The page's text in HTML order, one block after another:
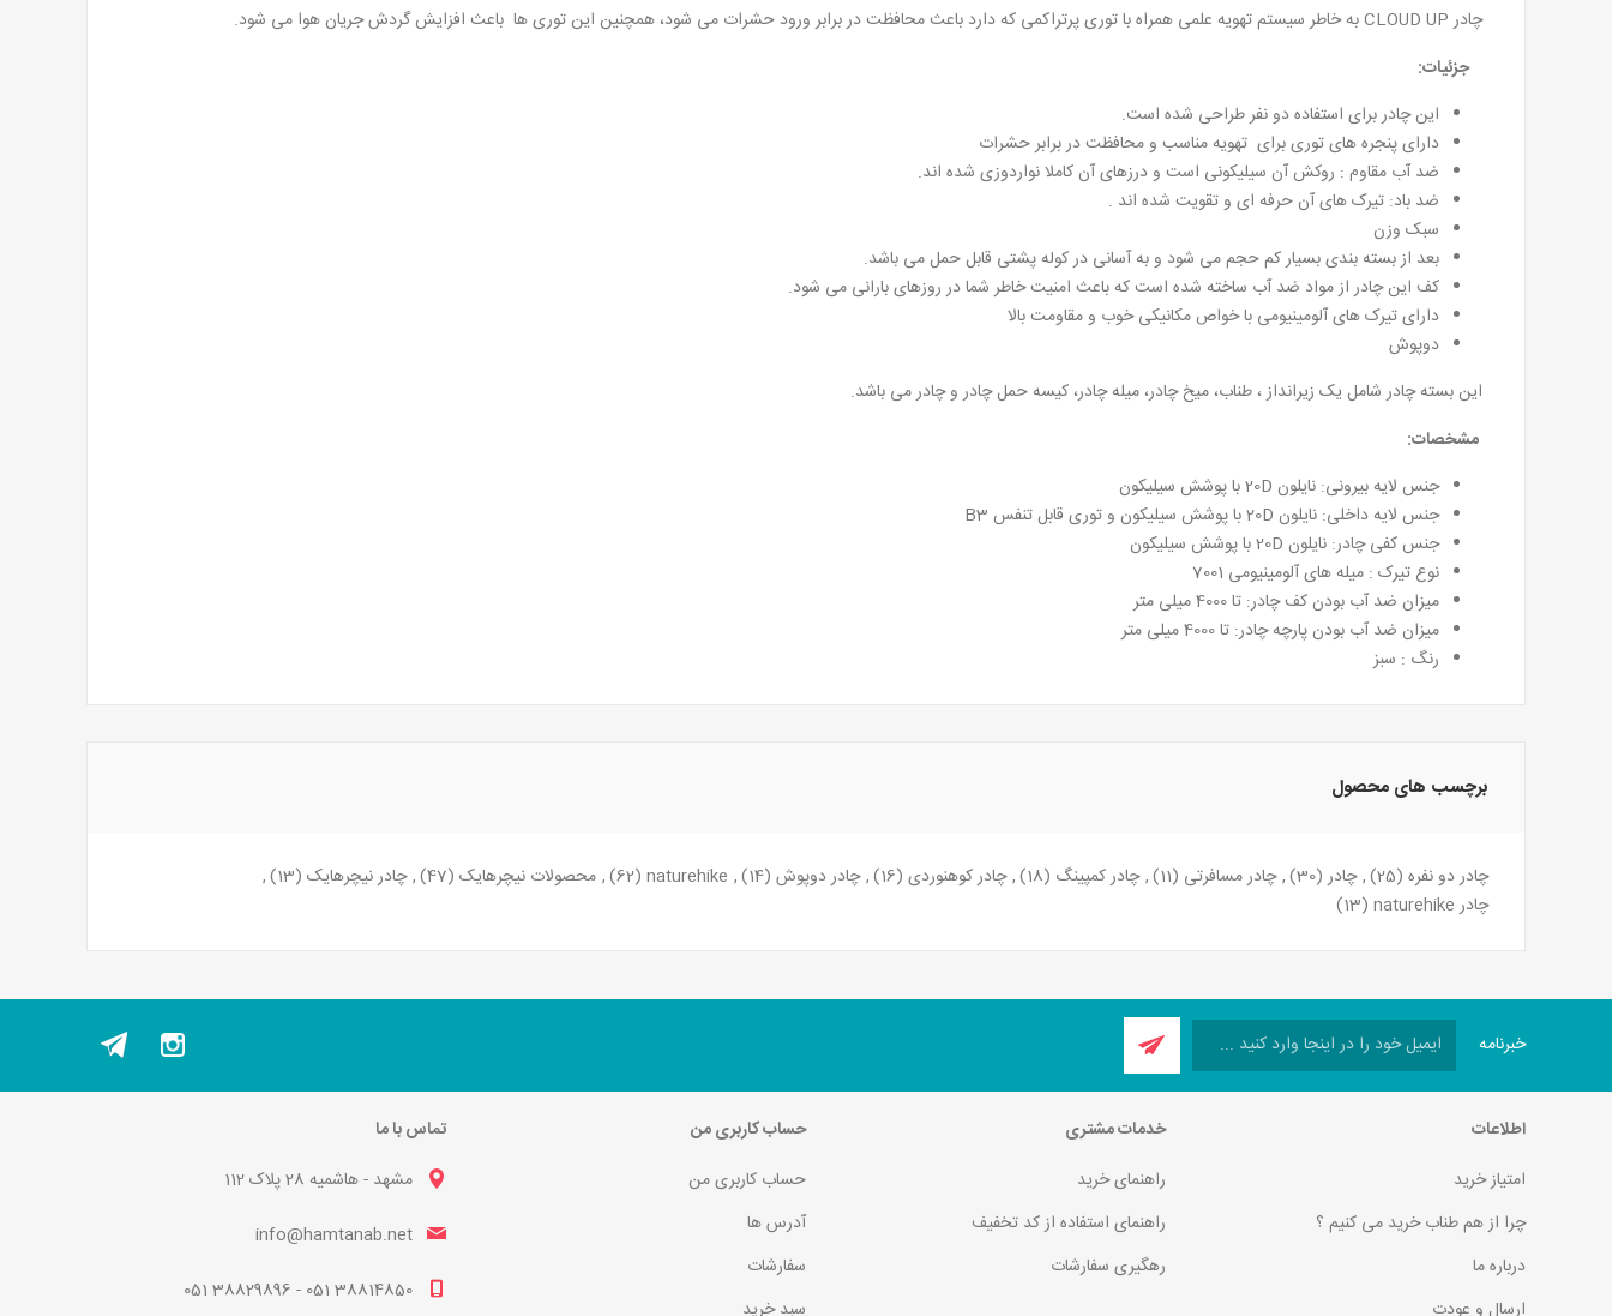
چادر CLOUD UP به خاطر سیستم تهویه علمی همراه با توری پرتراکمی که دارد باعث محافظت در برابر ورود حشرات می شود، همچنین این توری ها باعث افزایش گردش جریان هوا می شود.
جزئیات:
این چادر برای استفاده دو نفر طراحی شده است.
دارای پنجره های توری برای تهویه مناسب و محافظت در برابر حشرات
ضد آب مقاوم : روکش آن سیلیکونی است و درزهای آن کاملا نواردوزی شده اند.
ضد باد: تیرک های آن حرفه ای و تقویت شده اند .
سبک وزن
بعد از بسته بندی بسیار کم حجم می شود و به آسانی در کوله پشتی قابل حمل می باشد.
کف این چادر از مواد ضد آب ساخته شده است که باعث امنیت خاطر شما در روزهای بارانی می شود.
دارای تیرک های آلومینیومی با خواص مکانیکی خوب و مقاومت بالا
دوپوش
این بسته چادر شامل یک زیرانداز ، طناب، میخ چادر، میله چادر، کیسه حمل چادر و چادر می باشد.
مشخصات:
جنس لایه بیرونی: نایلون 20D با پوشش سیلیکون
جنس لایه داخلی: نایلون 20D با پوشش سیلیکون و توری قابل تنفس B3
جنس کفی چادر: نایلون 20D با پوشش سیلیکون
نوع تیرک : میله های آلومینیومی 7001
میزان ضد آب بودن کف چادر: تا 4000 میلی متر
میزان ضد آب بودن پارچه چادر: تا 4000 میلی متر
رنگ : سبز
برچسب های محصول
چادر دو نفره (25)
, چادر (30)
, چادر مسافرتی (11)
, چادر کمپینگ (18)
, چادر کوهنوردی (16)
, چادر دوپوش (14)
,
naturehike
(62)
, محصولات نیچرهایک (47)
, چادر نیچرهایک (13)
,
چادر naturehike
(13)
خبرنامه
اطلاعات
امتیاز خرید
چرا از هم طناب خرید می کنیم ؟
درباره ما
ارسال و عودت
خدمات مشتری
راهنمای خرید
راهنمای استفاده از کد تخفیف
رهگیری سفارشات
حساب کاربری من
حساب کاربری من
آدرس ها
سفارشات
سبد خرید
تماس با ما
مشهد - هاشمیه 28 پلاک 112
info@hamtanab.net
38814850 051 - 38829896 051